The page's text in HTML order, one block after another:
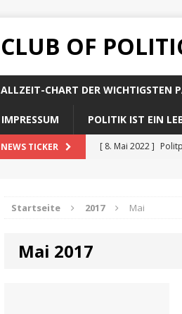
CLUB OF
ALLZEIT-CHART DER WICHTIGSTEN
IMPRESSUM POLITIK IST EIN
NEWS TICKER [ 8. Mai 2022 ]
Startseite 2017 Mai
Mai 2017